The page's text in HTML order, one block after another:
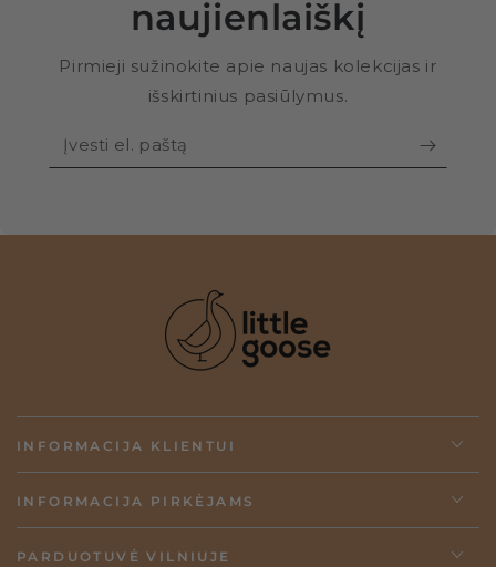
naujienlaiškį
Pirmieji sužinokite apie naujas kolekcijas ir
išskirtinius pasiūlymus.
Įvesti
el.
INFORMACIJA KLIENTUI
INFORMACIJA PIRKĖJAMS
PARDUOTUVĖ VILNIUJE